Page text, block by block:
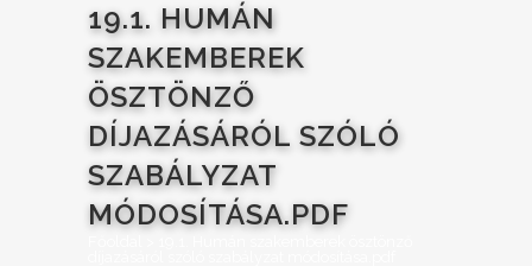
19.1. HUMÁN
SZAKEMBEREK
ÖSZTÖNZŐ
DÍJAZÁSÁRÓL SZÓLÓ
SZABÁLYZAT
MÓDOSÍTÁSA.PDF